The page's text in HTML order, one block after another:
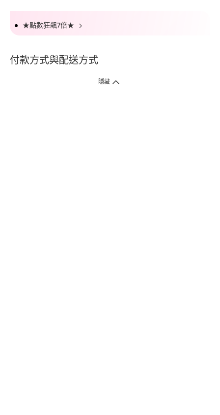
★點數狂飆7倍★
付款方式與配送方式
隱藏